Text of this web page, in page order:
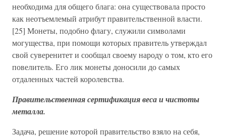
необходима для общего блага: она существовала просто
как неотъемлемый атрибут правительственной власти.
[25] Монеты, подобно флагу, служили символами
могущества, при помощи которых правитель утверждал
свой суверенитет и сообщал своему народу о том, кто его
повелитель. Его лик монеты доносили до самых
отдаленных частей королевства.
Правительственная сертификация веса и чистоты
металла.
Задача, решение которой правительство взяло на себя,